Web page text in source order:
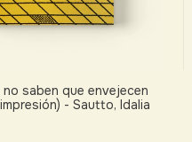
saben que envejecen
- Sautto, Idalia